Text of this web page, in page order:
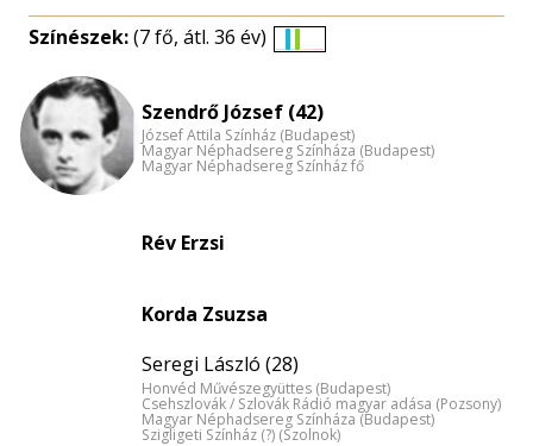
Színészek:(7 fő, átl. 36 év)
nagyítása
Szendrő József (42)
József Attila Színház (Budapest)
Magyar Néphadsereg Színháza (Budapest)
Magyar Néphadsereg Színház fő
Rév Erzsi
Korda Zsuzsa
Seregi László (28)
Honvéd Művészegyüttes (Budapest)
Csehszlovák / Szlovák Rádió magyar adása (Pozsony)
Magyar Néphadsereg Színháza (Budapest)
Szigligeti Színház (?) (Szolnok)